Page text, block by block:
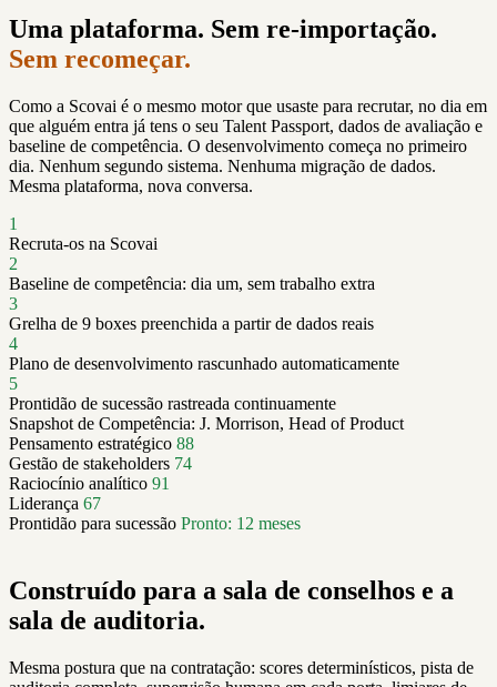
Uma plataforma. Sem re-importação.
Sem recomeçar.
Como a Scovai é o mesmo motor que usaste para recrutar, no dia em
que alguém entra já tens o seu Talent Passport, dados de avaliação e
baseline de competência. O desenvolvimento começa no primeiro
dia. Nenhum segundo sistema. Nenhuma migração de dados.
Mesma plataforma, nova conversa.
1
Recruta-os na Scovai
2
Baseline de competência: dia um, sem trabalho extra
3
Grelha de 9 boxes preenchida a partir de dados reais
4
Plano de desenvolvimento rascunhado automaticamente
5
Prontidão de sucessão rastreada continuamente
Snapshot de Competência: J. Morrison, Head of Product
Pensamento estratégico 88
Gestão de stakeholders 74
Raciocínio analítico 91
Liderança 67
Prontidão para sucessão Pronto: 12 meses
Construído para a sala de conselhos e a
sala de auditoria.
Mesma postura que na contratação: scores determinísticos, pista de